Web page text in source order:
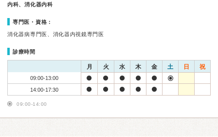
内科、消化器内科
専門医・資格：
消化器病専門医、消化器内視鏡専門医
診療時間
月 火 水 木 金 土 日 祝
09:00-13:00
14:00-17:30
09:00-14:00